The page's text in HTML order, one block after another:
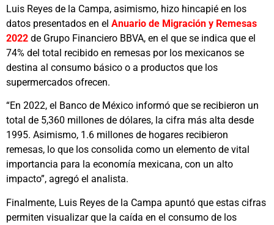
Luis Reyes de la Campa, asimismo, hizo hincapié en los
datos presentados en el Anuario de Migración y Remesas
2022 de Grupo Financiero BBVA, en el que se indica que el
74% del total recibido en remesas por los mexicanos se
destina al consumo básico o a productos que los
supermercados ofrecen.
“En 2022, el Banco de México informó que se recibieron un
total de 5,360 millones de dólares, la cifra más alta desde
1995. Asimismo, 1.6 millones de hogares recibieron
remesas, lo que los consolida como un elemento de vital
importancia para la economía mexicana, con un alto
impacto”, agregó el analista.
Finalmente, Luis Reyes de la Campa apuntó que estas cifras
permiten visualizar que la caída en el consumo de los